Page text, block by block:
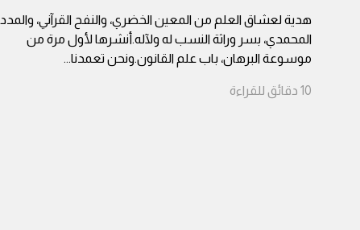
هدية لعشاق العلم من المعين الخضري، والنفح القرآني، والمدد
المحمدي، بسر وراثة النسب له ولآله.أنشرها لأول مرة من
موسوعة البرهان، باب علم القانون.ونحن تعمدنا...
10 دقائق للقراءة